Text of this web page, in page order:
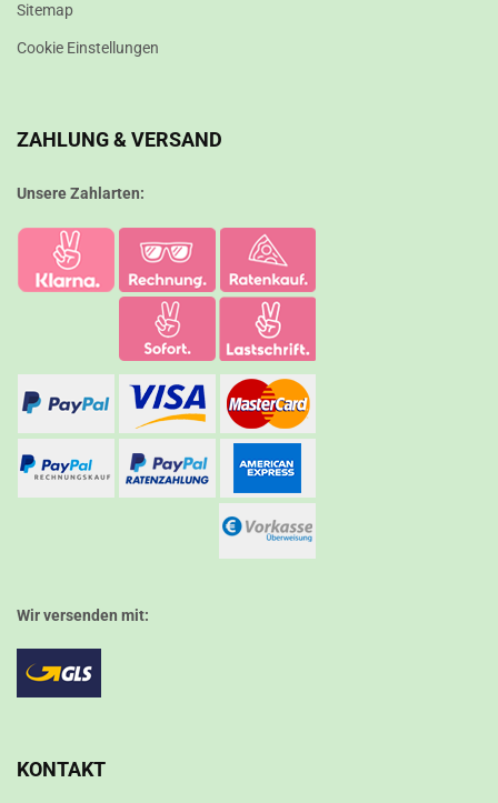
Sitemap
Cookie Einstellungen
ZAHLUNG & VERSAND
Unsere Zahlarten:
Wir versenden mit:
KONTAKT